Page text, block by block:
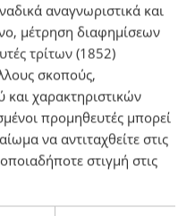
αναγνωριστικά και
μέτρηση διαφημίσεων
τρίτων (1852)
σκοπούς,
χαρακτηριστικών
προμηθευτές μπορεί
να αντιταχθείτε στις
στιγμή στις